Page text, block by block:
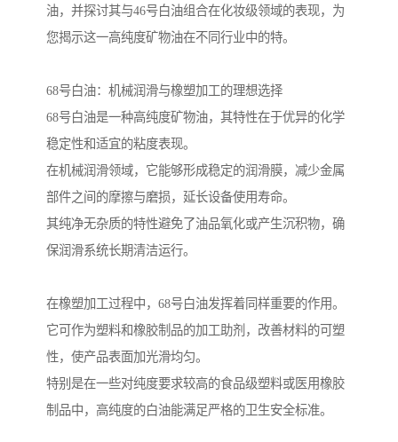
油，并探讨其与46号白油组合在化妆级领域的表现，为
您揭示这一高纯度矿物油在不同行业中的特。
68号白油：机械润滑与橡塑加工的理想选择
68号白油是一种高纯度矿物油，其特性在于优异的化学
稳定性和适宜的粘度表现。
在机械润滑领域，它能够形成稳定的润滑膜，减少金属
部件之间的摩擦与磨损，延长设备使用寿命。
其纯净无杂质的特性避免了油品氧化或产生沉积物，确
保润滑系统长期清洁运行。
在橡塑加工过程中，68号白油发挥着同样重要的作用。
它可作为塑料和橡胶制品的加工助剂，改善材料的可塑
性，使产品表面加光滑均匀。
特别是在一些对纯度要求较高的食品级塑料或医用橡胶
制品中，高纯度的白油能满足严格的卫生安全标准。